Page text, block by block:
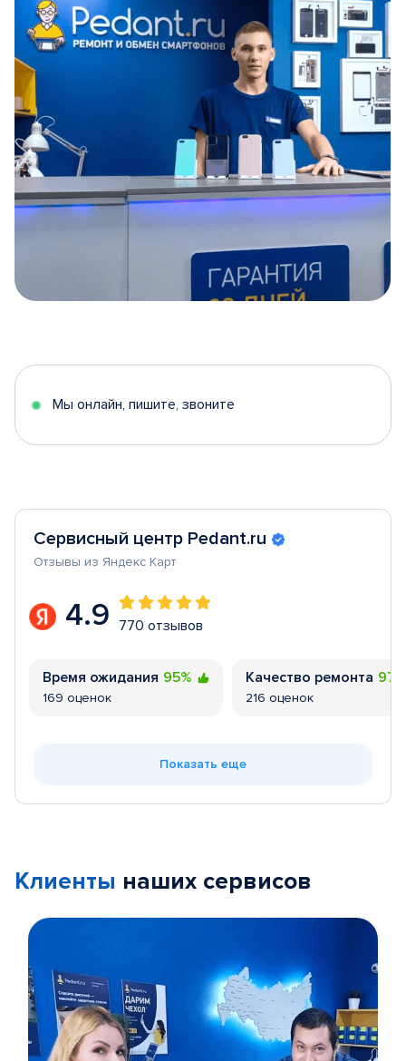
5
Мы онлайн, пишите, звоните
Сервисный центр Pedant.ru
Отзывы из Яндекс Карт
4.9 770 отзывов
Время ожидания 95%
169 оценок
Качество ремонта
216 оценок
Показать еще
Клиенты наших сервисов